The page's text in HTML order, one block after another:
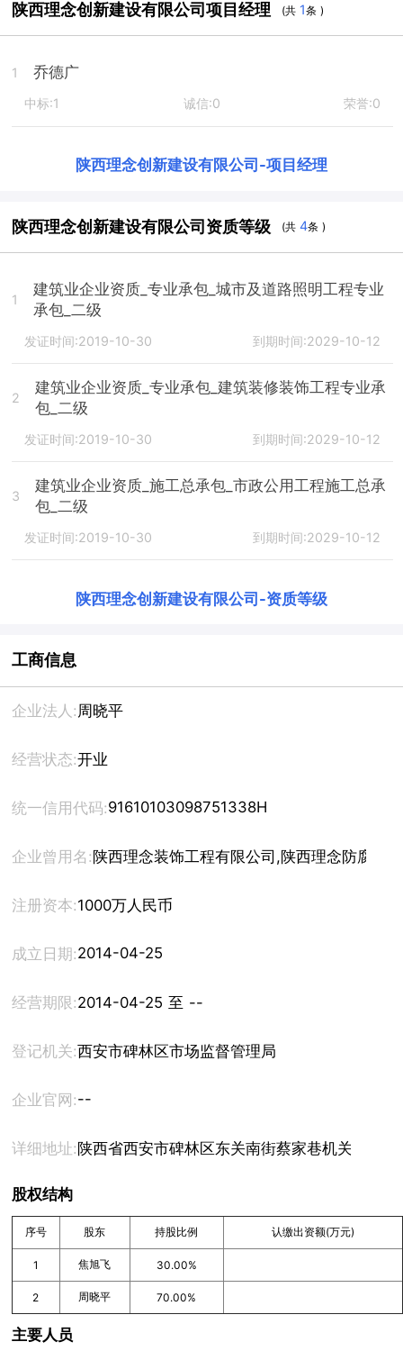
陕西理念创新建设有限公司项目经理 (共 1条 )
1 乔德广
中标:1 诚信:0 荣誉:0
陕西理念创新建设有限公司 -项目经理
陕西理念创新建设有限公司资质等级 (共4条 )
1
建筑业企业资质_专业承包_城市及道路照明工程专业
承包_二级
发证时间:2019-10-30 到期时间:2029-10-12
2
建筑业企业资质_专业承包_建筑装修装饰工程专业承
包_二级
发证时间:2019-10-30 到期时间:2029-10-12
3
建筑业企业资质_施工总承包_市政公用工程施工总承
包_二级
发证时间:2019-10-30 到期时间:2029-10-12
陕西理念创新建设有限公司 -资质等级
工商信息
企业法人: 周晓平
经营状态:开业
统一信用代码:91610103098751338H
企业曾用名: 陕西理念装饰工程有限公司,陕西理念防腐保
注册资本:1000万人民币
成立日期:2014-04-25
经营期限: 2014-04-25 至 --
登记机关:西安市碑林区市场监督管理局
企业官网:--
详细地址: 陕西省西安市碑林区东关南街蔡家巷机关小区2
股权结构
序号 股东 持股比例 认缴出资额(万元)
1 焦旭飞 30.00%
2 周晓平 70.00%
主要人员